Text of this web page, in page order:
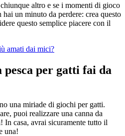
altro e se i momenti di gioco
un minuto da perdere: crea questo
questo semplice piacere con il
amati dai mici?
pesca per gatti fai da
una miriade di giochi per gatti.
puoi realizzare una canna da
In casa, avrai sicuramente tutto il
una!